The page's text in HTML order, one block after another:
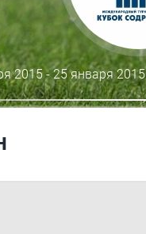
2015 - 25 января 2015